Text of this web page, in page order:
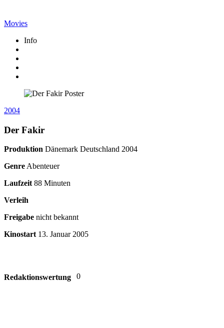
Movies
Info
2004
Der Fakir
Produktion Dänemark Deutschland 2004
GenreAbenteuer
Laufzeit88 Minuten
Verleih
Freigabe nicht bekannt
Kinostart 13. Januar 2005
Redaktionswertung 0